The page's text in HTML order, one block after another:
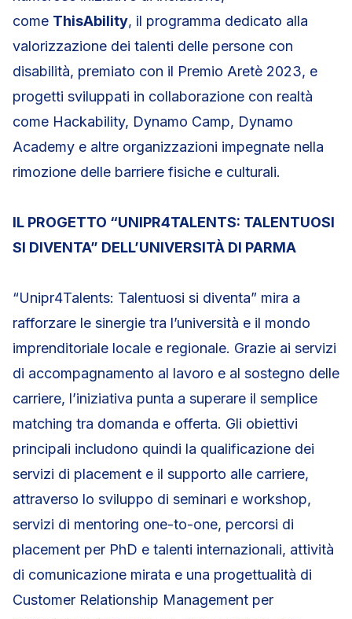
come ThisAbility, il programma dedicato alla
valorizzazione dei talenti delle persone con
disabilità, premiato con il Premio Aretè 2023, e
progetti sviluppati in collaborazione con realtà
come Hackability, Dynamo Camp, Dynamo
Academy e altre organizzazioni impegnate nella
rimozione delle barriere fisiche e culturali.
IL PROGETTO “UNIPR4TALENTS: TALENTUOSI
SI DIVENTA” DELL’UNIVERSITÀ DI PARMA
“Unipr4Talents: Talentuosi si diventa” mira a
rafforzare le sinergie tra l’università e il mondo
imprenditoriale locale e regionale. Grazie ai servizi
di accompagnamento al lavoro e al sostegno delle
carriere, l’iniziativa punta a superare il semplice
matching tra domanda e offerta. Gli obiettivi
principali includono quindi la qualificazione dei
servizi di placement e il supporto alle carriere,
attraverso lo sviluppo di seminari e workshop,
servizi di mentoring one-to-one, percorsi di
placement per PhD e talenti internazionali, attività
di comunicazione mirata e una progettualità di
Customer Relationship Management per